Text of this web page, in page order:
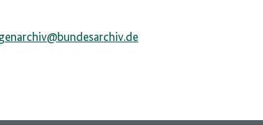
@bundesarchiv.de